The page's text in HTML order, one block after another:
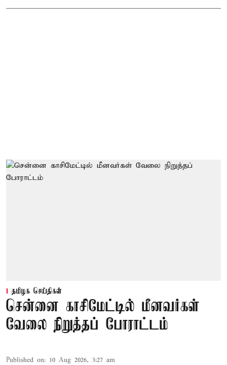
தமிழக செய்திகள்
சென்னை காசிமேட்டில் மீனவர்கள்
வேலை நிறுத்தப் போராட்டம்
Published on: 10 Aug 2026, 3:27 am